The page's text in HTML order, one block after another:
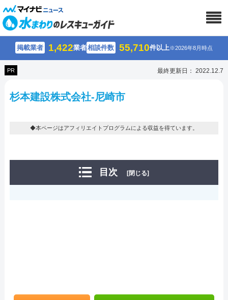
掲載業者 1,422業者相談件数 55,710件以上※2026年8月時点
PR 最終更新日： 2022.12.7
杉本建設株式会社-尼崎市
◆本ページはアフィリエイトプログラムによる収益を得ています。
目次 [閉じる]